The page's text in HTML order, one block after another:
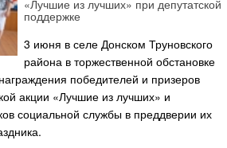
«Лучшие из лучших» при депутатской
поддержке
3 июня в селе Донском Труновского
района в торжественной обстановке
победителей и призеров
акции «Лучшие из лучших» и
социальной службы в преддверии их